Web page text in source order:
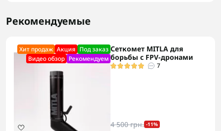
Рекомендуемые
Хит продаж Акция Под заказ
Видео обзор Рекомендуем
Сеткомет MITLA для
борьбы с FPV-дронами
7
4 500 грн. -11%